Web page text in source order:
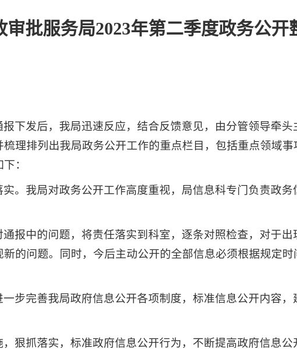
图说莒南 政府开放日 网
审批服务局2023年第二季度政务公开
下发后，我局迅速反应，结合反馈意见，由分管领导牵
理排列出我局政务公开工作的重点栏目，包括重点领域
：
。我局对政务公开工作高度重视，局信息科专门负责政
报中的问题，将责任落实到科室，逐条对照检查，对于
的问题。同时，今后主动公开的全部信息必须根据规定
步完善我局政府信息公开各项制度，标准信息公开内容
狠抓落实，标准政府信息公开行为，不断提高政府信息